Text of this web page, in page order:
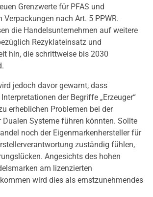
Grenzwerte für PFAS und
Verpackungen nach Art. 5 PPWR.
die Handelsunternehmen auf weitere
Rezyklateinsatz und
hin, die schrittweise bis 2030
jedoch davor gewarnt, dass
der Begriffe „Erzeuger“
erheblichen Problemen bei der
Dualen Systeme führen könnten. Sollte
noch der Eigenmarkenhersteller für
zuständig fühlen,
Angesichts des hohen
am lizenzierten
wird dies als ernstzunehmendes